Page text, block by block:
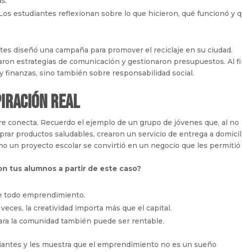
estudiantes reflexionan sobre lo que hicieron, qué funcionó y
diseñó una campaña para promover el reciclaje en su ciudad.
estrategias de comunicación y gestionaron presupuestos. Al
sino también sobre responsabilidad social.
Real
conecta. Recuerdo el ejemplo de un grupo de jóvenes que, al no
productos saludables, crearon un servicio de entrega a
un proyecto escolar se convirtió en un negocio que les permitió
tus alumnos a partir de este caso?
todo emprendimiento.
veces, la creatividad importa más que el capital.
la comunidad también puede ser rentable.
y les muestra que el emprendimiento no es un sueño